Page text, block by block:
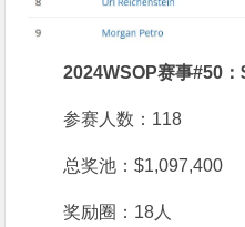
2024WSOP赛事#50
参赛人数：118
总奖池：$1,097,400
奖励圈：18人